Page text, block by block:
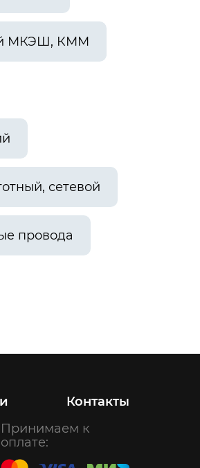
МКЭШ, КММ
сетевой
провода
Контакты
Принимаем к
оплате: